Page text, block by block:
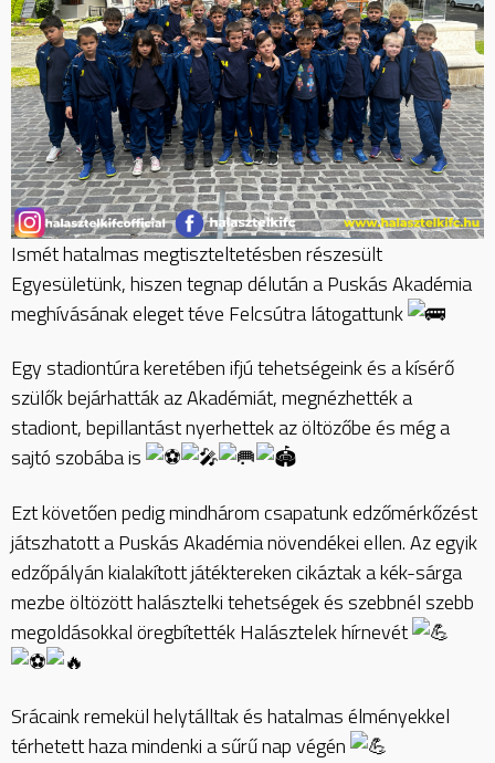
Ismét hatalmas megtiszteltetésben részesült
Egyesületünk, hiszen tegnap délután a Puskás Akadémia
meghívásának eleget téve Felcsútra látogattunk
Egy stadiontúra keretében ifjú tehetségeink és a kísérő
szülők bejárhatták az Akadémiát, megnézhették a
stadiont, bepillantást nyerhettek az öltözőbe és még a
sajtó szobába is
Eztkövetően pedig mindhárom csapatunk edzőmérkőzést
játszhatott a Puskás Akadémia növendékei ellen. Az egyik
edzőpályán kialakított játéktereken cikáztak a kék-sárga
mezbe öltözött halásztelki tehetségek és szebbnél szebb
megoldásokkal öregbítették Halásztelek hírnevét
Srácaink remekül helytálltak és hatalmas élményekkel
térhetett haza mindenki a sűrű nap végén